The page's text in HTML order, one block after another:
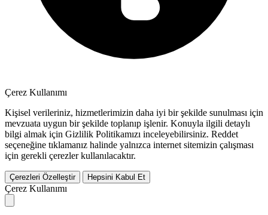
Çerez Kullanımı
Kişisel verileriniz, hizmetlerimizin daha iyi bir şekilde sunulması için
mevzuata uygun bir şekilde toplanıp işlenir. Konuyla ilgili detaylı
bilgi almak için Gizlilik Politikamızı inceleyebilirsiniz. Reddet
seçeneğine tıklamanız halinde yalnızca internet sitemizin çalışması
için gerekli çerezler kullanılacaktır.
Çerezleri Özelleştir Hepsini Kabul Et
Çerez Kullanımı